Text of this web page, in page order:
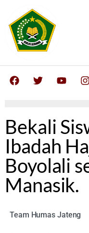
Bekali
Ibadah
Boyolali
Manasik.
Team Humas Jateng